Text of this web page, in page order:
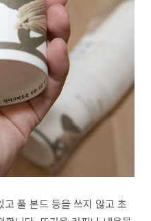
풀 본드 등을 쓰지 않고 초